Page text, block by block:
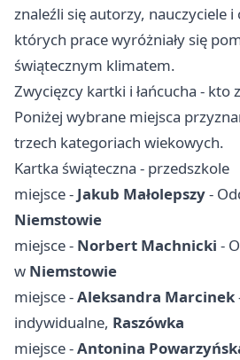
znaleźli się autorzy, nauczyciele
których prace wyróżniały się
świątecznym klimatem.
Zwycięzcy kartki i łańcucha - kto
Poniżej wybrane miejsca
trzech kategoriach wiekowych.
Kartka świąteczna - przedszkole
miejsce - Jakub Małolepszy-
Niemstowie
miejsce - Norbert Machnicki -
w Niemstowie
miejsce -Aleksandra Marcinek
indywidualne, Raszówka
miejsce -Antonina